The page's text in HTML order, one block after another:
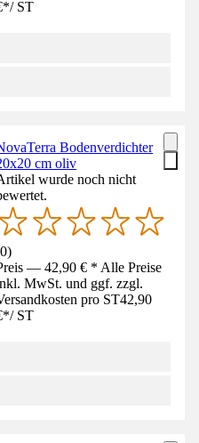
*/ ST
Bodenverdichter
cm oliv
wurde noch nicht
0)
— 42,90 € * Alle Preise
MwSt. und ggf. zzgl.
pro ST42,90
*/ ST